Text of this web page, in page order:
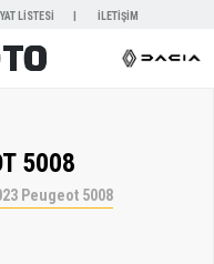
LİSTESİ İLETİŞİM
5008
Peugeot 5008